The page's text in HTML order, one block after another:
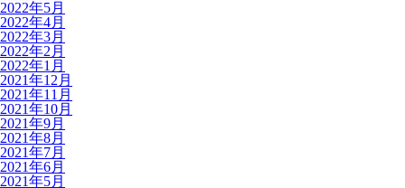
2022年5月
2022年4月
2022年3月
2022年2月
2022年1月
2021年12月
2021年11月
2021年10月
2021年9月
2021年8月
2021年7月
2021年6月
2021年5月